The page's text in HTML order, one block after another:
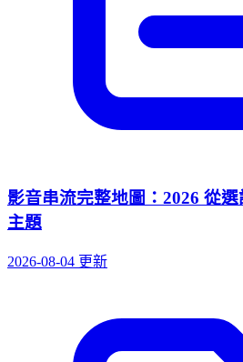
影音串流完整地圖：2026 從
主題
2026-08-04 更新